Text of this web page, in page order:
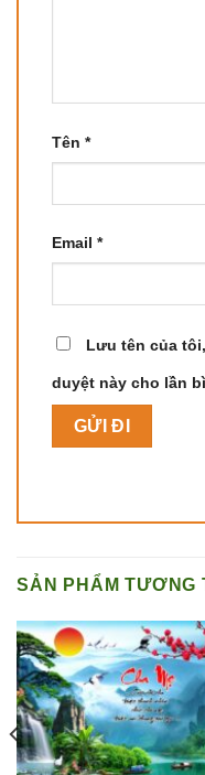
Tên *
Email *
Lưu tên của
duyệt này cho lần
SẢN PHẨM TƯƠNG